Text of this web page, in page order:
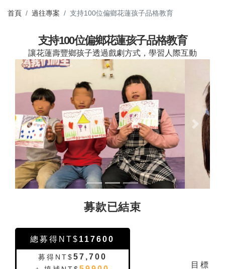
首頁 過往專案 支持100位偏鄉花蓮孩子品格教育
支持100位偏鄉花蓮孩子品格教育
讓花蓮壽豐鄉孩子透過戲劇方式，學習人際互動
Previous Next
募款已結束
總募得NT$ 117600
募得NT$57,700
目標